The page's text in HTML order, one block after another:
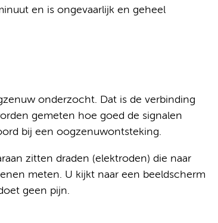
en is ongevaarlijk en geheel
onderzocht. Dat is de verbinding
gemeten hoe goed de signalen
bij een oogzenuwontsteking.
zitten draden (elektroden) die naar
meten. U kijkt naar een beeldscherm
geen pijn.